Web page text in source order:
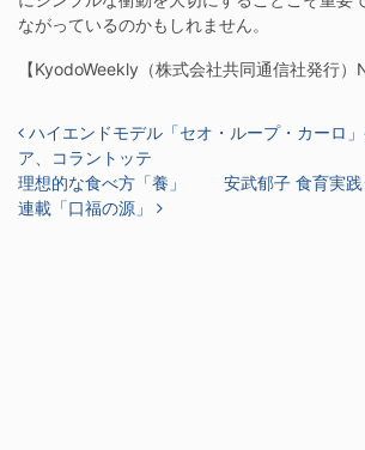
ながっているのかもしれません。
【KyodoWeekly（株式会社共同通信社発行）
投稿ナビゲーション
ハイエンドモデル「セオ・ループ・カーロ
ア、コラントッテ
理想的な食べ方「養」 安武郁子 食育実
連載「口福の源」